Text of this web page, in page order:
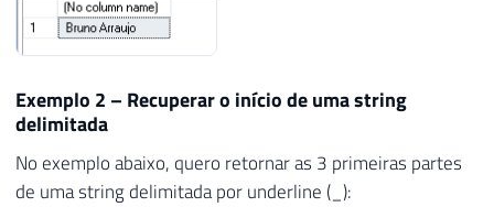
Exemplo 2 – Recuperar o início de uma string
delimitada
No exemplo abaixo, quero retornar as 3 primeiras partes
de uma string delimitada por underline (_):